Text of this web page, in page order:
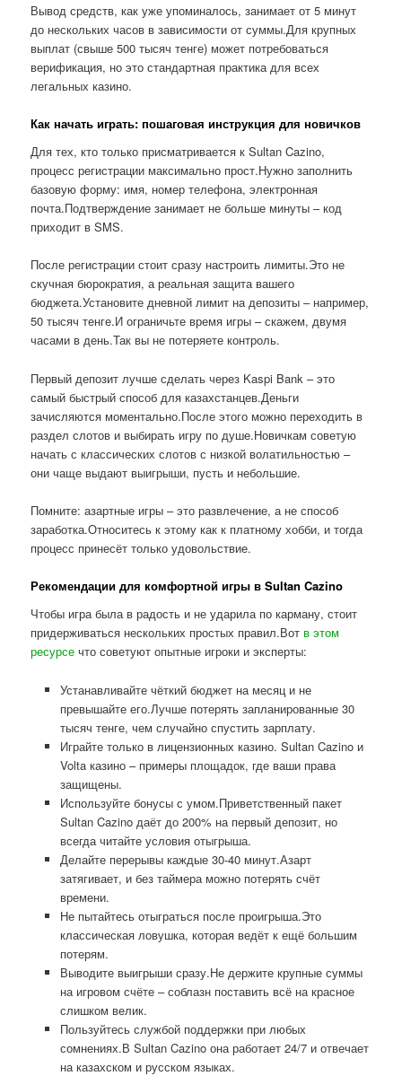
Вывод средств, как уже упоминалось, занимает от 5 минут
до нескольких часов в зависимости от суммы.Для крупных
выплат (свыше 500 тысяч тенге) может потребоваться
верификация, но это стандартная практика для всех
легальных казино.
Как начать играть: пошаговая инструкция для новичков
Для тех, кто только присматривается к Sultan Cazino,
процесс регистрации максимально прост.Нужно заполнить
базовую форму: имя, номер телефона, электронная
почта.Подтверждение занимает не больше минуты – код
приходит в SMS.
После регистрации стоит сразу настроить лимиты.Это не
скучная бюрократия, а реальная защита вашего
бюджета.Установите дневной лимит на депозиты – например,
50 тысяч тенге.И ограничьте время игры – скажем, двумя
часами в день.Так вы не потеряете контроль.
Первый депозит лучше сделать через Kaspi Bank – это
самый быстрый способ для казахстанцев.Деньги
зачисляются моментально.После этого можно переходить в
раздел слотов и выбирать игру по душе.Новичкам советую
начать с классических слотов с низкой волатильностью –
они чаще выдают выигрыши, пусть и небольшие.
Помните: азартные игры – это развлечение, а не способ
заработка.Относитесь к этому как к платному хобби, и тогда
процесс принесёт только удовольствие.
Рекомендации для комфортной игры в Sultan Cazino
Чтобы игра была в радость и не ударила по карману, стоит
придерживаться нескольких простых правил.Вотв этом
ресурсе что советуют опытные игроки и эксперты:
Устанавливайте чёткий бюджет на месяц и не
превышайте его.Лучше потерять запланированные 30
тысяч тенге, чем случайно спустить зарплату.
Играйте только в лицензионных казино. Sultan Cazino и
Volta казино – примеры площадок, где ваши права
защищены.
Используйте бонусы с умом.Приветственный пакет
Sultan Cazino даёт до 200% на первый депозит, но
всегда читайте условия отыгрыша.
Делайте перерывы каждые 30-40 минут.Азарт
затягивает, и без таймера можно потерять счёт
времени.
Не пытайтесь отыграться после проигрыша.Это
классическая ловушка, которая ведёт к ещё большим
потерям.
Выводите выигрыши сразу.Не держите крупные суммы
на игровом счёте – соблазн поставить всё на красное
слишком велик.
Пользуйтесь службой поддержки при любых
сомнениях.В Sultan Cazino она работает 24/7 и отвечает
на казахском и русском языках.